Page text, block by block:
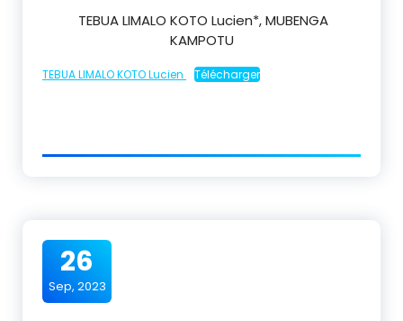
TEBUA LIMALO KOTO Lucien*, MUBENGA
KAMPOTU
TEBUA LIMALO KOTO Lucien Télécharger
26
Sep, 2023